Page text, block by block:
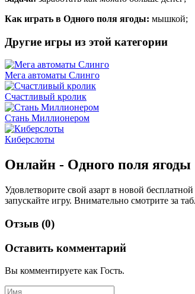
Как играть в Одного поля ягоды: мышкой;
Другие игры из этой категории
Мега автоматы Слинго
Счастливый кролик
Стань Миллионером
Киберслоты
Онлайн - Одного поля ягоды
Удовлетворите свой азарт в новой
запускайте игру. Внимательно смотрите за
Отзыв (0)
Оставить комментарий
Вы комментируете как Гость.